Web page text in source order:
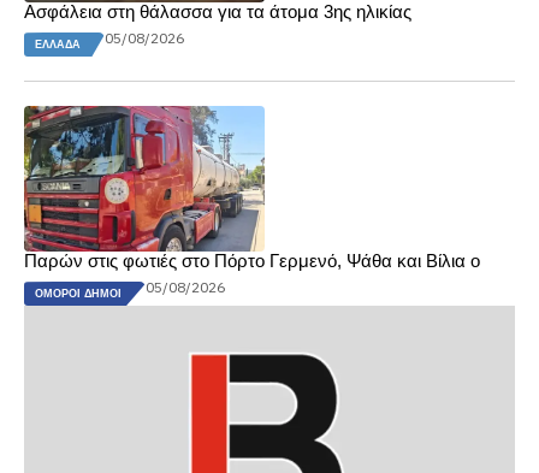
Ασφάλεια στη θάλασσα για τα άτομα 3ης ηλικίας
ΕΛΛΆΔΑ 05/08/2026
Παρών στις φωτιές στο Πόρτο Γερμενό, Ψάθα και Βίλια ο
ΌΜΟΡΟΙ ΔΉΜΟΙ 05/08/2026